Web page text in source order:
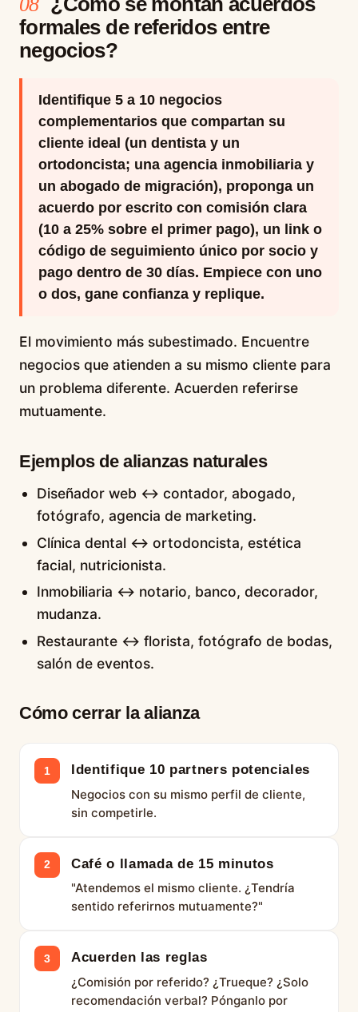
formales de referidos entre
negocios?
Identifique 5 a 10 negocios
complementarios que compartan su
cliente ideal (un dentista y un
ortodoncista; una agencia inmobiliaria y
un abogado de migración), proponga un
acuerdo por escrito con comisión clara
(10 a 25% sobre el primer pago), un link o
código de seguimiento único por socio y
pago dentro de 30 días. Empiece con uno
o dos, gane confianza y replique.
El movimiento más subestimado. Encuentre
negocios que atienden a su mismo cliente para
un problema diferente. Acuerden referirse
mutuamente.
Ejemplos de alianzas naturales
Diseñador web ↔ contador, abogado,
fotógrafo, agencia de marketing.
Clínica dental ↔ ortodoncista, estética
facial, nutricionista.
Inmobiliaria ↔ notario, banco, decorador,
mudanza.
Restaurante ↔ florista, fotógrafo de bodas,
salón de eventos.
Cómo cerrar la alianza
1 Identifique 10 partners potenciales
Negocios con su mismo perfil de cliente,
sin competirle.
2 Café o llamada de 15 minutos
"Atendemos el mismo cliente. ¿Tendría
sentido referirnos mutuamente?"
3 Acuerden las reglas
¿Comisión por referido? ¿Trueque? ¿Solo
recomendación verbal? Pónganlo por